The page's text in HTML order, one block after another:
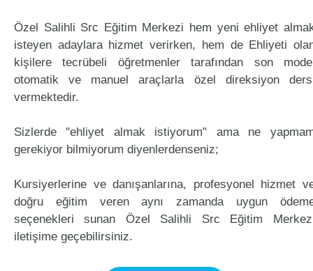
Özel Salihli Src Eğitim Merkezi hem yeni ehliyet
isteyen adaylara hizmet verirken, hem de Ehliyeti
kişilere tecrübeli öğretmenler tarafından son
otomatik ve manuel araçlarla özel direksiyon
vermektedir.
Sizlerde "ehliyet almak istiyorum" ama ne
gerekiyor bilmiyorum diyenlerdenseniz;
Kursiyerlerine ve danışanlarına, profesyonel hizmet
doğru eğitim veren aynı zamanda uygun
seçenekleri sunan Özel Salihli Src Eğitim
iletişime geçebilirsiniz.